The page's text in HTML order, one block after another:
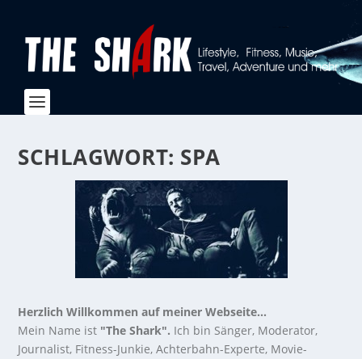
SCHLAGWORT: SPA
Herzlich Willkommen auf meiner Webseite...
Mein Name ist "The Shark". Ich bin Sänger, Moderator,
Journalist, Fitness-Junkie, Achterbahn-Experte, Movie-